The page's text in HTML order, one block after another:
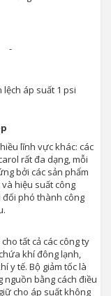
-
lệch áp suất 1 psi
lĩnh vực khác: các
rất đa dạng, mỗi
bởi các sản phẩm
hiệu suất công
đối phó thành công
tất cả các công ty
khí đông lạnh,
y tế. Bộ giảm tốc là
nguồn bằng cách điều
cho áp suất không